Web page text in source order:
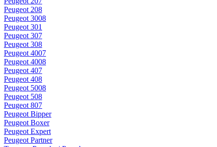
Peugeot 208
Peugeot 3008
Peugeot 301
Peugeot 307
Peugeot 308
Peugeot 4007
Peugeot 4008
Peugeot 407
Peugeot 408
Peugeot 5008
Peugeot 508
Peugeot 807
Peugeot Bipper
Peugeot Boxer
Peugeot Expert
Peugeot Partner